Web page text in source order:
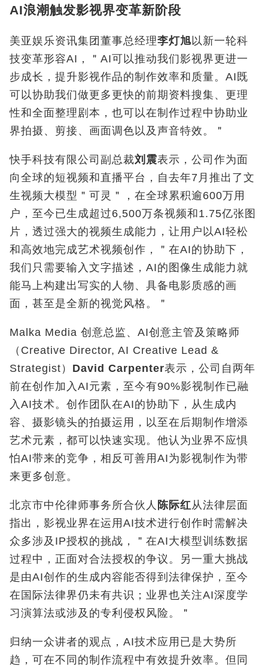
AI浪潮触发影视界变革新阶段
美亚娱乐资讯集团董事总经理李灯旭以新一轮科
技变革形容AI ，＂ AI可以推动我们影视界更进一
步成长，提升影视作品的制作效率和质量。 AI 既
可以协助我们做更多更快的前期资料搜集、更理
性和全面整理剧本，也可以在制作过程中协助业
界拍摄、剪接、画面调色以及声音特效。＂
快手科技有限公司副总裁刘震表示，公司作为面
向全球的短视频和直播平台，自去年7 月推出了文
生视频大模型＂可灵＂，在全球累积逾600万用
户，至今已生成超过6,500万条视频和 1.75亿张图
片，透过强大的视频生成能力，让用户以AI轻松
和高效地完成艺术视频创作，＂在AI的协助下，
我们只需要输入文字描述， AI的图像生成能力就
能马上构建出写实的人物、具备电影质感的画
面，甚至是全新的视觉风格。＂
Malka Media 创意总监、 AI创意主管及策略师
（ Creative Director, AI Creative Lead &
Strategist ） David Carpenter表示，公司自两年
前在创作加入 AI元素，至今有90%影视制作已融
入AI技术。创作团队在AI的协助下，从生成内
容、摄影镜头的拍摄运用，以至在后期制作增添
艺术元素，都可以快速实现。他认为业界不应惧
怕AI带来的竞争，相反可善用AI为影视制作为带
来更多创意。
北京市中伦律师事务所合伙人 陈际红从法律层面
指出，影视业界在运用AI技术进行创作时需解决
众多涉及IP授权的挑战，＂在AI大模型训练数据
过程中，正面对合法授权的争议。另一重大挑战
是由AI创作的生成内容能否得到法律保护，至今
在国际法律界仍未有共识；业界也关注AI深度学
习演算法或涉及的专利侵权风险。＂
归纳一众讲者的观点，AI技术应用已是大势所
趋，可在不同的制作流程中有效提升效率。但同